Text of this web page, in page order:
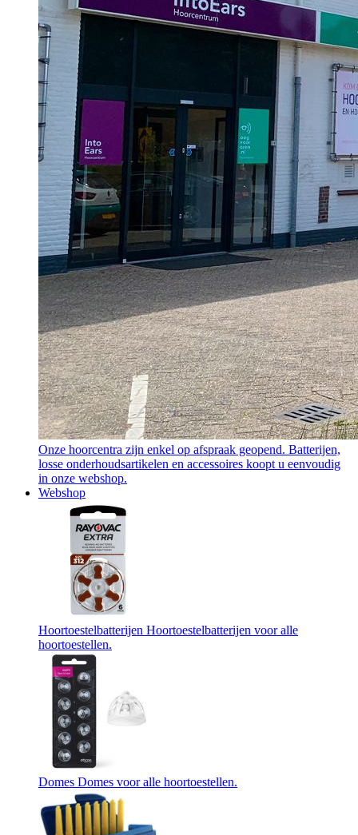
Onze hoorcentra zijn enkel op afspraak geopend. Batterijen,
losse onderhoudsartikelen en accessoires koopt u eenvoudig
in onze webshop.
Webshop
Hoortoestelbatterijen Hoortoestelbatterijen voor alle
hoortoestellen.
Domes Domes voor alle hoortoestellen.